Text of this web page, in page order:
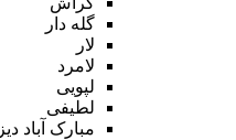
گله دار
لار
لامرد
لپویی
لطیفی
مبارک آباد دیز